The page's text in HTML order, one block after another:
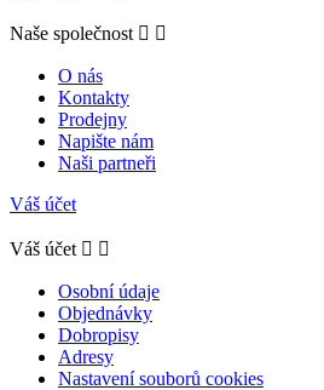
Naše společnost  
O nás
Kontakty
Prodejny
Napište nám
Naši partneři
Váš účet
Váš účet  
Osobní údaje
Objednávky
Dobropisy
Adresy
Nastavení souborů cookies